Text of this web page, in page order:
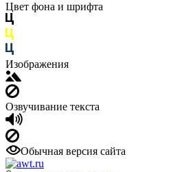
Цвет фона и шрифта
Изображения
Озвучивание текста
Обычная версия сайта